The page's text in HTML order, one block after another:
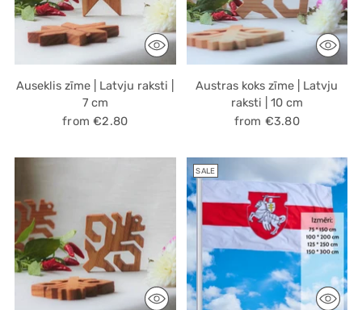
Auseklis zīme | Latvju raksti |
7 cm
from €2.80
Austras koks zīme | Latvju
raksti | 10 cm
from €3.80
SALE